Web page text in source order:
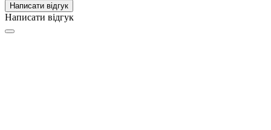
Написати відгук
Написати відгук